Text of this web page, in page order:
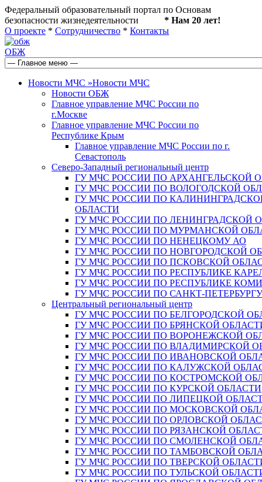
Федеральный образовательный портал по Основам
безопасности жизнедеятельности * Нам 20 лет!
О проекте * Сотрудничество * Контакты
ОБЖ
Новости МЧС »Новости МЧС
Новости ОБЖ
Главное управление МЧС России по
г.Москве
Главное управление МЧС России по
Республике Крым
Главное управление МЧС России по г.
Севастополь
Северо-Западный региональный центр
ГУ МЧС РОССИИ ПО АРХАНГЕЛЬСКОЙ
ГУ МЧС РОССИИ ПО ВОЛОГОДСКОЙ
ГУ МЧС РОССИИ ПО
ОБЛАСТИ
ГУ МЧС РОССИИ ПО ЛЕНИНГРАДСКОЙ
ГУ МЧС РОССИИ ПО МУРМАНСКОЙ
ГУ МЧС РОССИИ ПО НЕНЕЦКОМУ АО
ГУ МЧС РОССИИ ПО НОВГОРОДСКОЙ
ГУ МЧС РОССИИ ПО ПСКОВСКОЙ
ГУ МЧС РОССИИ ПО РЕСПУБЛИКЕ
ГУ МЧС РОССИИ ПО РЕСПУБЛИКЕ КОМИ
ГУ МЧС РОССИИ ПО САНКТ-ПЕТЕРБУРГУ
Центральный региональный центр
ГУ МЧС РОССИИ ПО БЕЛГОРОДСКОЙ
ГУ МЧС РОССИИ ПО БРЯНСКОЙ
ГУ МЧС РОССИИ ПО ВОРОНЕЖСКОЙ
ГУ МЧС РОССИИ ПО ВЛАДИМИРСКОЙ
ГУ МЧС РОССИИ ПО ИВАНОВСКОЙ
ГУ МЧС РОССИИ ПО КАЛУЖСКОЙ
ГУ МЧС РОССИИ ПО КОСТРОМСКОЙ
ГУ МЧС РОССИИ ПО КУРСКОЙ ОБЛАСТИ
ГУ МЧС РОССИИ ПО ЛИПЕЦКОЙ
ГУ МЧС РОССИИ ПО МОСКОВСКОЙ
ГУ МЧС РОССИИ ПО ОРЛОВСКОЙ
ГУ МЧС РОССИИ ПО РЯЗАНСКОЙ
ГУ МЧС РОССИИ ПО СМОЛЕНСКОЙ
ГУ МЧС РОССИИ ПО ТАМБОВСКОЙ
ГУ МЧС РОССИИ ПО ТВЕРСКОЙ
ГУ МЧС РОССИИ ПО ТУЛЬСКОЙ